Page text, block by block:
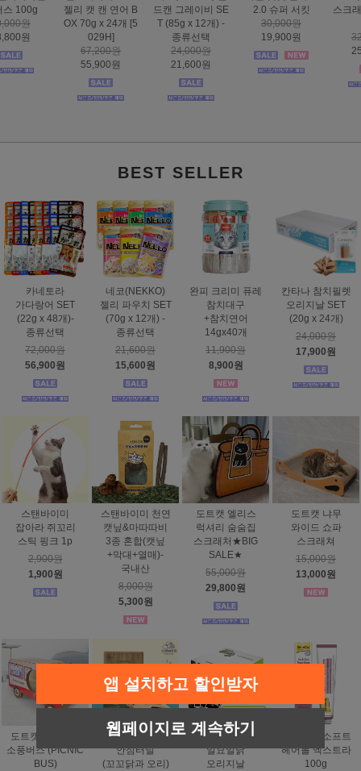
2.0 슈퍼 서킷
30,000원
19,900원
스크래처 83cm 초
대형
25,900원
나인케어 캣 피부&
피모 6kg
60,000원
49,000원
집콕 TV
16,000원
12,900원
BEST SELLER
카네토라
가다랑어 SET
(22g x 48개)-
종류선택
72,000원
56,900원
네코(NEKKO)
젤리 파우치 SET
(70g x 12개) -
종류선택
21,600원
15,600원
완피 크리미 퓨레
참치대구
+참치연어
14gx40개
11,900원
8,900원
칸타나 참치필렛
오리지날 SET
(20g x 24개)
24,000원
17,900원
스탠바이미
잡아라 쥐꼬리
스틱 핑크 1p
2,900원
1,900원
스탠바이미 천연
캣닢&마따따비
3종 혼합(캣닢
+막대+열매)-
국내산
8,000원
5,300원
도트캣 엘리스
럭셔리 숨숨집
스크래처★BIG
SALE★
55,000원
29,800원
도트캣 냐무
와이드 쇼파
스크래쳐
15,000원
13,000원
도트캣 스크래처
소풍버스 (PICNIC
BUS)
스탠바이미
안심터널
(꼬꼬닭과 오리)
태비토퍼
일묘일닭
오리지날
짐펫 몰트소프트
헤어볼 엑스트라
100g
앱 설치하고 할인받자
웹페이지로 계속하기